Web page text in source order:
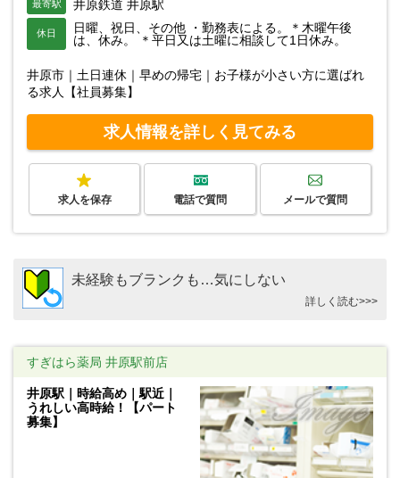
最寄駅 井原鉄道 井原駅
休日
日曜、祝日、その他 ・勤務表による。＊木曜午後
は、休み。 ＊平日又は土曜に相談して1日休み。
井原市｜土日連休｜早めの帰宅｜お子様が小さい方に選ばれ
る求人【社員募集】
求人情報を詳しく見てみる
求人を保存 電話で質問 メールで質問
未経験もブランクも…気にしない
詳しく読む>>>
すぎはら薬局 井原駅前店
井原駅｜時給高め｜駅近｜
うれしい高時給！【パート
募集】